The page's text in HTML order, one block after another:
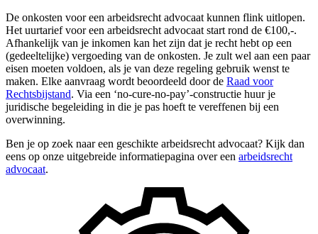
De onkosten voor een arbeidsrecht advocaat kunnen flink uitlopen.
Het uurtarief voor een arbeidsrecht advocaat start rond de €100,-.
Afhankelijk van je inkomen kan het zijn dat je recht hebt op een
(gedeeltelijke) vergoeding van de onkosten. Je zult wel aan een paar
eisen moeten voldoen, als je van deze regeling gebruik wenst te
maken. Elke aanvraag wordt beoordeeld door de Raad voor
Rechtsbijstand. Via een ‘no-cure-no-pay’-constructie huur je
juridische begeleiding in die je pas hoeft te vereffenen bij een
overwinning.
Ben je op zoek naar een geschikte arbeidsrecht advocaat? Kijk dan
eens op onze uitgebreide informatiepagina over een arbeidsrecht
advocaat.